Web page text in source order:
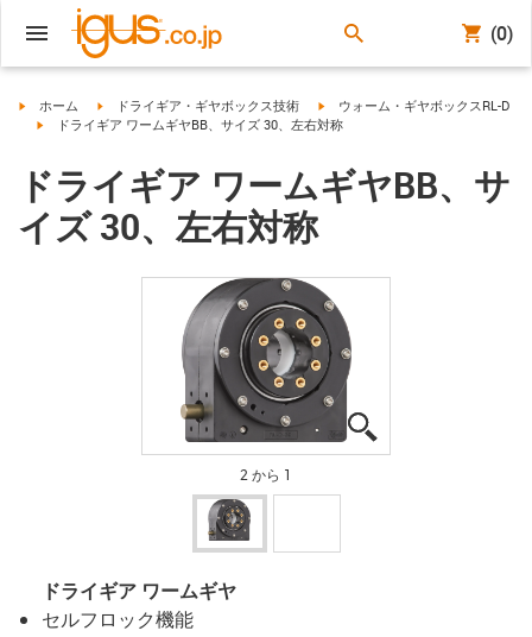
(0)
igus-icon-arrow-right
ホーム igus-icon-arrow-right
ドライギア・ギヤボックス技術 igus-icon-arrow-right
ウォーム・ギヤボックスRL-D
igus-icon-arrow-right
ドライギア ワームギヤBB、サイズ 30、左右対称
ドライギア ワームギヤBB、サ
イズ 30、左右対称
2 から 1
ドライギア ワームギヤ
セルフロック機能